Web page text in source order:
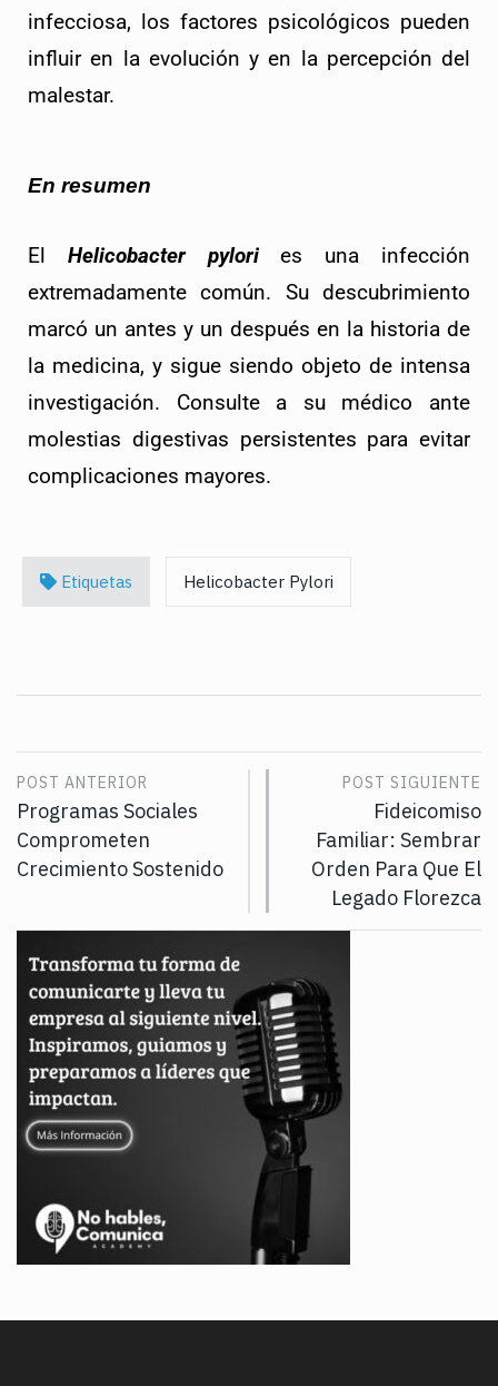
infecciosa, los factores psicológicos pueden
influir en la evolución y en la percepción del
malestar.
En resumen
El Helicobacter pylori es una infección
extremadamente común. Su descubrimiento
marcó un antes y un después en la historia de
la medicina, y sigue siendo objeto de intensa
investigación. Consulte a su médico ante
molestias digestivas persistentes para evitar
complicaciones mayores.
Etiquetas Helicobacter Pylori
POST ANTERIOR
Programas Sociales
Comprometen
Crecimiento Sostenido
POST SIGUIENTE
Fideicomiso
Familiar: Sembrar
Orden Para Que El
Legado Florezca